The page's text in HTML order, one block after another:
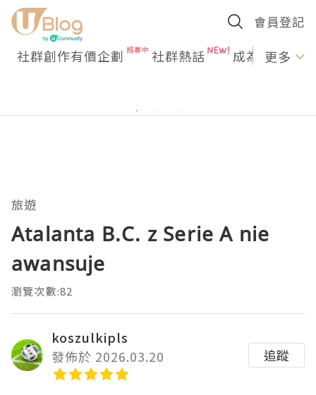
會員登記
社群創作有價企劃 社群熱話 成為U更多
旅遊
Atalanta B.C. z Serie A nie
awansuje
瀏覽次數:82
koszulkipls
發佈於 2026.03.20
追蹤